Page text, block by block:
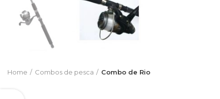
Home Combos de pesca Combo de Rio